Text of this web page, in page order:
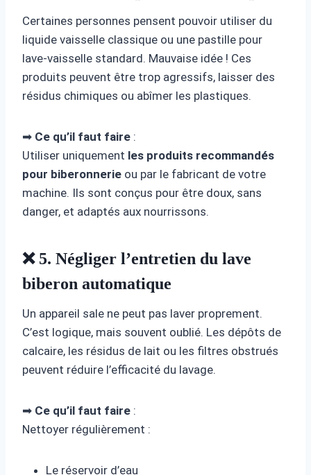
Certaines personnes pensent pouvoir utiliser du
liquide vaisselle classique ou une pastille pour
lave-vaisselle standard. Mauvaise idée ! Ces
produits peuvent être trop agressifs, laisser des
résidus chimiques ou abîmer les plastiques.
➡ Ce qu’il faut faire :
Utiliser uniquement les produits recommandés
pour biberonnerie ou par le fabricant de votre
machine. Ils sont conçus pour être doux, sans
danger, et adaptés aux nourrissons.
❌ 5. Négliger l’entretien du lave
biberon automatique
Un appareil sale ne peut pas laver proprement.
C’est logique, mais souvent oublié. Les dépôts de
calcaire, les résidus de lait ou les filtres obstrués
peuvent réduire l’efficacité du lavage.
➡ Ce qu’il faut faire :
Nettoyer régulièrement :
Le réservoir d’eau